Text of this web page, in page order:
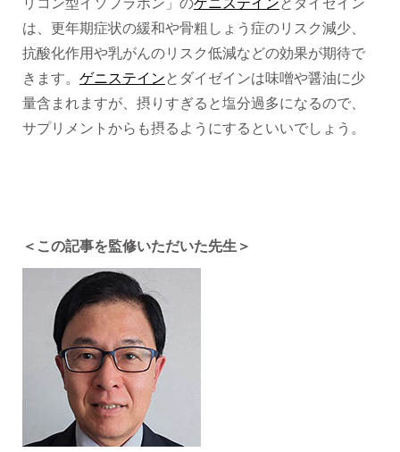
リコン型イソフラボン」のゲニステインとダイゼイン
は、更年期症状の緩和や骨粗しょう症のリスク減少、
抗酸化作用や乳がんのリスク低減などの効果が期待で
きます。 ゲニステインとダイゼインは味噌や醤油に少
量含まれますが、摂りすぎると塩分過多になるので、
サプリメントからも摂るようにするといいでしょう。
＜この記事を監修いただいた先生＞